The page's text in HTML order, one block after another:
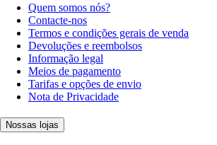
Quem somos nós?
Contacte-nos
Termos e condições gerais de venda
Devoluções e reembolsos
Informação legal
Meios de pagamento
Tarifas e opções de envio
Nota de Privacidade
Nossas lojas